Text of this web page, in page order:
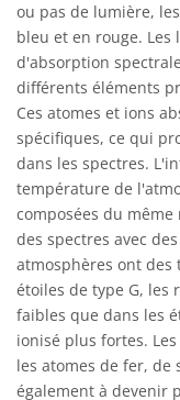
ou pas de lumière,
bleu et en rouge.
d'absorption
différents éléments
Ces atomes et ions
spécifiques, ce qui
dans les spectres.
température de
composées du
des spectres avec
atmosphères ont des
étoiles de type G, les
faibles que dans les
ionisé plus fortes.
les atomes de fer, de
également à devenir